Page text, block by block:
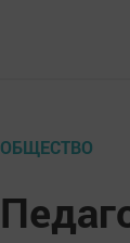
ОБЩЕСТВО